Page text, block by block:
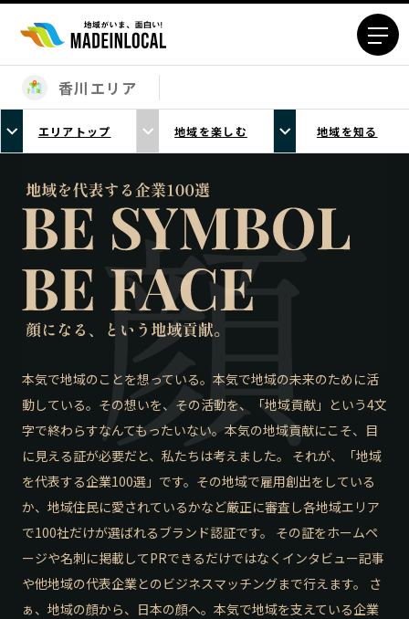
エリアから探す
北海道エリア
青森エリア
秋田エリア
山形エリア
福島エリア
茨城エリア
埼玉エリア
千葉エリア
東京23区エリア
富山エリア
石川エリア
福井エリア
山梨エリア
長野エリア
岐阜エリア
静岡エリア
愛知エリア
三重エリア
滋賀エリア
京都エリア
大阪市エリア
堺・泉州エリア
河内エリア
兵庫エリア
奈良エリア
和歌山エリア
香川エリア
エリアトップ 地域を楽しむ 地域を知る
本気で地域のことを想っている。本気で地域の未来のために活
動している。その想いを、その活動を、「地域貢献」という4文
字で終わらすなんてもったいない。本気の地域貢献にこそ、目
に見える証が必要だと、私たちは考えました。 それが、「地域
を代表する企業100選」です。その地域で雇用創出をしている
か、地域住民に愛されているかなど厳正に審査し各地域エリア
で100社だけが選ばれるブランド認証です。 その証をホームペ
ージや名刺に掲載してPRできるだけではなくインタビュー記事
や他地域の代表企業とのビジネスマッチングまで行えます。 さ
ぁ、地域の顔から、日本の顔へ。本気で地域を支えている企業